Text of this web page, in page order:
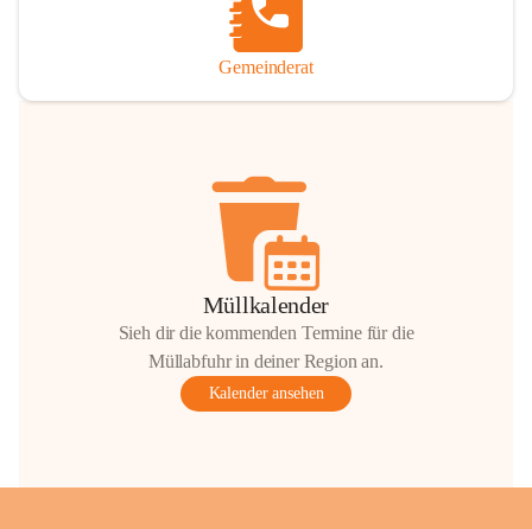
Gemeinderat
Müllkalender
Sieh dir die kommenden Termine für die
Müllabfuhr in deiner Region an.
Kalender ansehen